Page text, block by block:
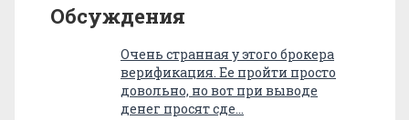
Обсуждения
Очень странная у этого брокера
верификация. Ее пройти просто
довольно, но вот при выводе
денег просят сде…